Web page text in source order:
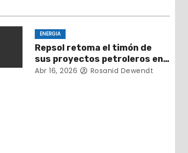
ENERGIA
Repsol retoma el timón de
sus proyectos petroleros en
Venezuela
Abr 16, 2026 Rosanid Dewendt